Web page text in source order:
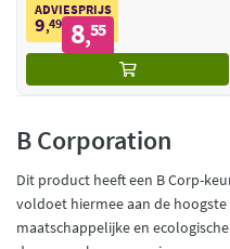
ADVIESPRIJS
9,49 8,55
B Corporation
Dit product heeft een B Corp-
voldoet hiermee aan de
maatschappelijke en